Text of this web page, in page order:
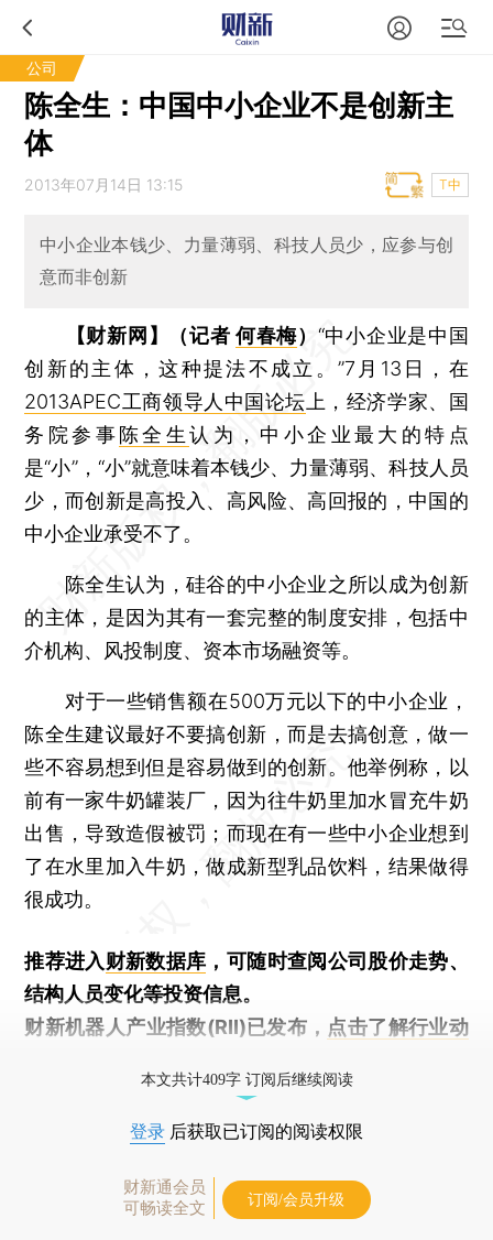
公司
陈全生：中国中小企业不是创新主
体
2013年07月14日 13:15 T中
中小企业本钱少、力量薄弱、科技人员少，应参与创
意而非创新
【财新网】（记者何春梅） “中小企业是中国
创新的主体，这种提法不成立。”7月13日，在
2013APEC工商领导人中国论坛 上，经济学家、国
务院参事陈全生认为，中小企业最大的特点
是“小”，“小”就意味着本钱少、力量薄弱、科技人员
少，而创新是高投入、高风险、高回报的，中国的
中小企业承受不了。
陈全生认为，硅谷的中小企业之所以成为创新
的主体，是因为其有一套完整的制度安排，包括中
介机构、风投制度、资本市场融资等。
对于一些销售额在500万元以下的中小企业，
陈全生建议最好不要搞创新，而是去搞创意，做一
些不容易想到但是容易做到的创新。他举例称，以
前有一家牛奶罐装厂，因为往牛奶里加水冒充牛奶
出售，导致造假被罚；而现在有一些中小企业想到
了在水里加入牛奶，做成新型乳品饮料，结果做得
很成功。
推荐进入财新数据库 ，可随时查阅公司股价走势、
结构人员变化等投资信息。
财新机器人产业指数(RII)已发布， 点击了解行业动
本文共计409字 订阅后继续阅读
登录 后获取已订阅的阅读权限
财新通会员
可畅读全文
订阅/会员升级